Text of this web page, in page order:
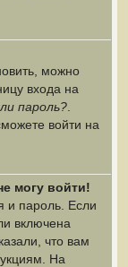
можно
входа на
пароль?
войти на
могу войти!
и пароль. Если
включена
что вам
На